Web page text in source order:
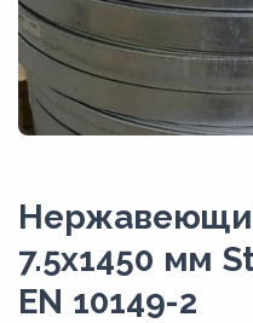
7.5х1450 мм
EN 10149-2